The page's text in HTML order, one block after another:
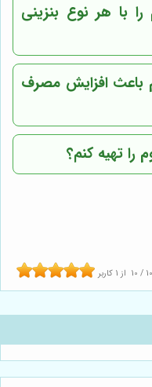
با هر نوع بنزینی
باعث افزایش مصرف
را تهیه کنم؟
10 / 10 از 1 کاربر